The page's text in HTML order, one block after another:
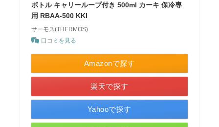
ボトル キャリーループ付き 500ml カーキ 保冷専
用 RBAA-500 KKI
サーモス(THERMOS)
口コミを見る
Amazonで探す
楽天で探す
Yahooで探す